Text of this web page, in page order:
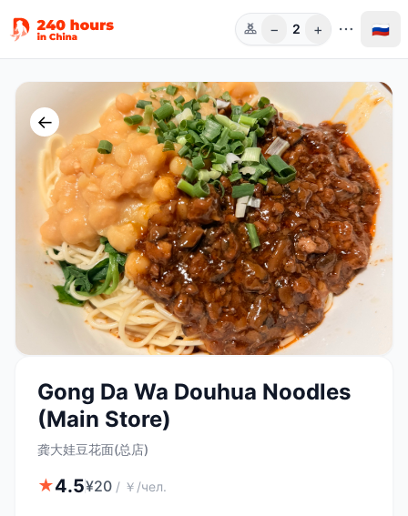
Чел.
− 2 + 🇷🇺
←
Gong Da Wa Douhua Noodles
(Main Store)
龚大娃豆花面(总店)
★4.5¥20 / ￥/чел.